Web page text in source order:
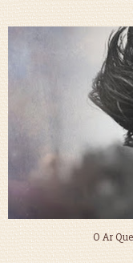
O Ar